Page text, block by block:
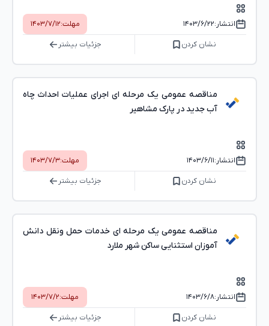
انتشار:۱۴۰۳/۶/۲۲ مهلت:۱۴۰۳/۷/۱۲
نشان کردن جزئیات بیشتر
مناقصه عمومی یک مرحله ای اجرای عملیات احداث چاه
آب جدید در پارک مشاهیر
انتشار:۱۴۰۳/۶/۱۱ مهلت:۱۴۰۳/۷/۳
نشان کردن جزئیات بیشتر
مناقصه عمومی یک مرحله ای خدمات حمل ونقل دانش
آموزان استثنایی ساکن شهر ملارد
انتشار:۱۴۰۳/۶/۸ مهلت:۱۴۰۳/۷/۲
نشان کردن جزئیات بیشتر